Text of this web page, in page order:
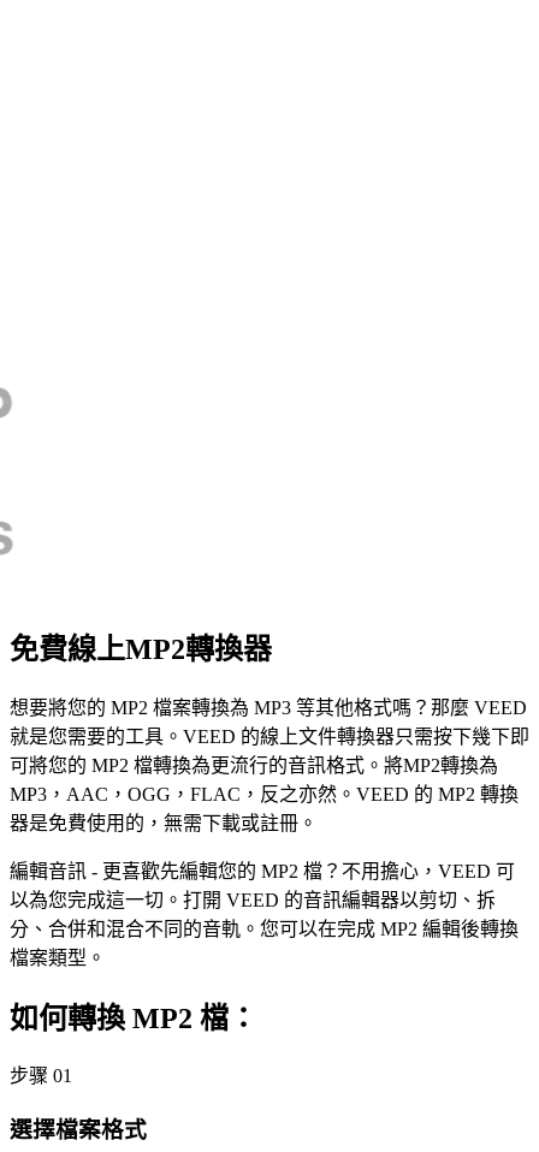
免費線上MP2轉換器
想要將您的 MP2 檔案轉換為 MP3 等其他格式嗎？那麼 VEED
就是您需要的工具。VEED 的線上文件轉換器只需按下幾下即
可將您的 MP2 檔轉換為更流行的音訊格式。將MP2轉換為
MP3，AAC，OGG，FLAC，反之亦然。VEED 的 MP2 轉換
器是免費使用的，無需下載或註冊。
編輯音訊 - 更喜歡先編輯您的 MP2 檔？不用擔心，VEED 可
以為您完成這一切。打開 VEED 的音訊編輯器以剪切、拆
分、合併和混合不同的音軌。您可以在完成 MP2 編輯後轉換
檔案類型。
如何轉換 MP2 檔：
步骤 01
選擇檔案格式